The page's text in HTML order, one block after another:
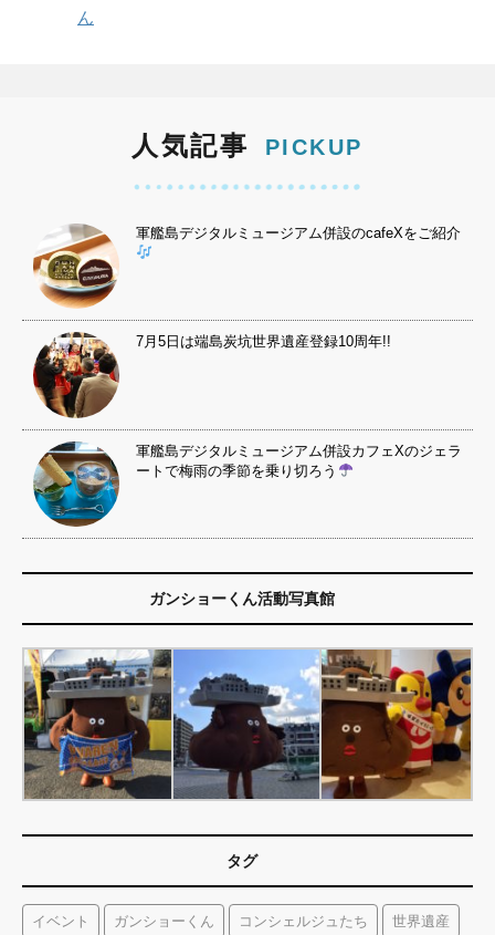
ん
人気記事 PICKUP
軍艦島デジタルミュージアム併設のcafeXをご紹介
7月5日は端島炭坑世界遺産登録10周年!!
軍艦島デジタルミュージアム併設カフェXのジェラ
ートで梅雨の季節を乗り切ろう
ガンショーくん活動写真館
タグ
イベント ガンショーくん コンシェルジュたち 世界遺産